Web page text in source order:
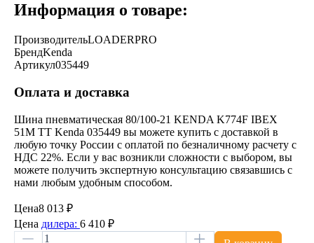
Информация о товаре:
ПроизводительLOADERPRO
БрендKenda
Артикул035449
Оплата и доставка
Шина пневматическая 80/100-21 KENDA K774F IBEX
51M TT Kenda 035449 вы можете купить с доставкой в
любую точку России с оплатой по безналичному расчету с
НДС 22%. Если у вас возникли сложности с выбором, вы
можете получить экспертную консультацию связавшись с
нами любым удобным способом.
Цена8 013 ₽
Цена дилера: 6 410 ₽